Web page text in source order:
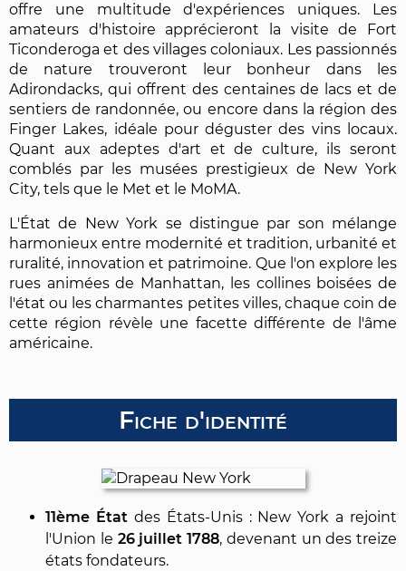
offre une multitude d'expériences uniques. Les
amateurs d'histoire apprécieront la visite de Fort
Ticonderoga et des villages coloniaux. Les passionnés
de nature trouveront leur bonheur dans les
Adirondacks, qui offrent des centaines de lacs et de
sentiers de randonnée, ou encore dans la région des
Finger Lakes, idéale pour déguster des vins locaux.
Quant aux adeptes d'art et de culture, ils seront
comblés par les musées prestigieux de New York
City, tels que le Met et le MoMA.
L'État de New York se distingue par son mélange
harmonieux entre modernité et tradition, urbanité et
ruralité, innovation et patrimoine. Que l'on explore les
rues animées de Manhattan, les collines boisées de
l'état ou les charmantes petites villes, chaque coin de
cette région révèle une facette différente de l'âme
américaine.
Fiche d'identité
11ème Étatdes États-Unis : New York a rejoint
l'Union le 26 juillet 1788, devenant un des treize
états fondateurs.